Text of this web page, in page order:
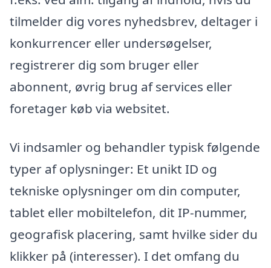
tilmelder dig vores nyhedsbrev, deltager i
konkurrencer eller undersøgelser,
registrerer dig som bruger eller
abonnent, øvrig brug af services eller
foretager køb via websitet.
Vi indsamler og behandler typisk følgende
typer af oplysninger: Et unikt ID og
tekniske oplysninger om din computer,
tablet eller mobiltelefon, dit IP-nummer,
geografisk placering, samt hvilke sider du
klikker på (interesser). I det omfang du